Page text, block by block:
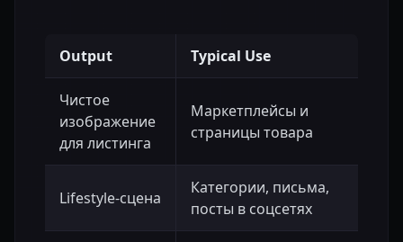
Output Typical Use
Чистое
изображение
для листинга
Маркетплейсы и
страницы товара
Lifestyle-сцена
Категории, письма,
посты в соцсетях